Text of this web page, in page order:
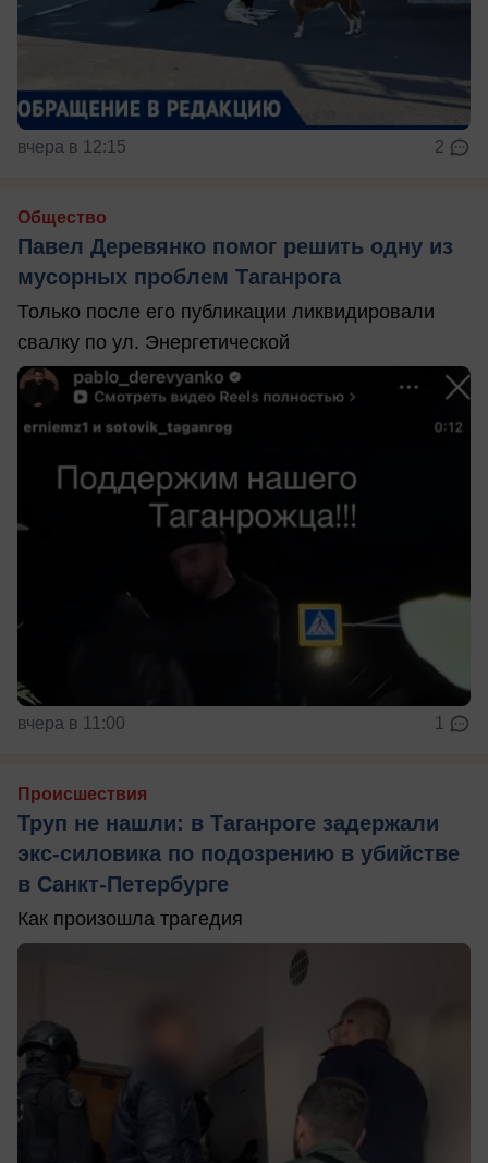
вчера в 12:15 2
Общество
Павел Деревянко помог решить одну из
мусорных проблем Таганрога
Только после его публикации ликвидировали
свалку по ул. Энергетической
вчера в 11:00 1
Происшествия
Труп не нашли: в Таганроге задержали
экс-силовика по подозрению в убийстве
в Санкт-Петербурге
Как произошла трагедия